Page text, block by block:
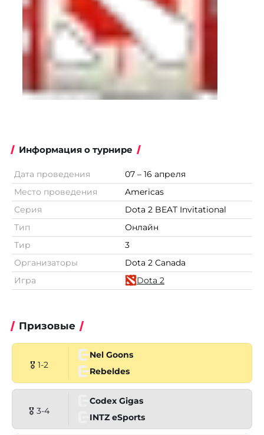
Информация о турнире
Дата проведения
07 – 16 апреля
Место проведения
Americas
Серия
Dota 2 BEAT Invitational
Тип
Онлайн
Тир
3
Организаторы
Dota 2 Canada
Игра
Dota 2
Призовые
🎖 1-2
Nel Goons
Rebeldes
🎖 3-4
Codex Gigas
INTZ eSports